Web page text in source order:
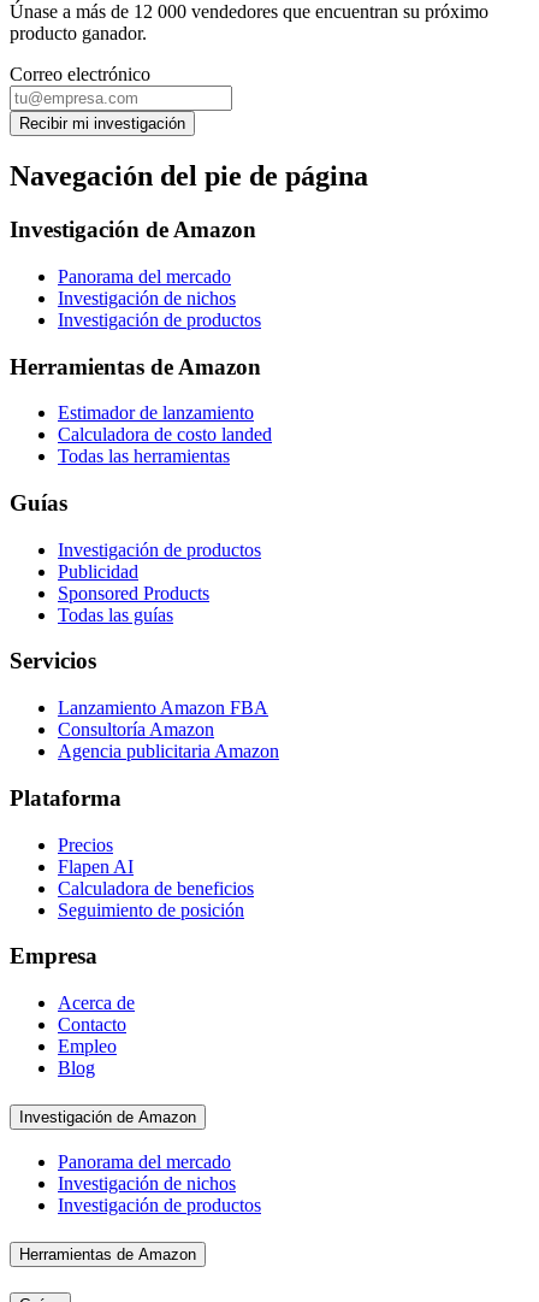
Únase a más de 12 000 vendedores que encuentran su próximo
producto ganador.
Correo electrónico
Recibir mi investigación
Navegación del pie de página
Investigación de Amazon
Panorama del mercado
Investigación de nichos
Investigación de productos
Herramientas de Amazon
Estimador de lanzamiento
Calculadora de costo landed
Todas las herramientas
Guías
Investigación de productos
Publicidad
Sponsored Products
Todas las guías
Servicios
Lanzamiento Amazon FBA
Consultoría Amazon
Agencia publicitaria Amazon
Plataforma
Precios
Flapen AI
Calculadora de beneficios
Seguimiento de posición
Empresa
Acerca de
Contacto
Empleo
Blog
Investigación de Amazon
Panorama del mercado
Investigación de nichos
Investigación de productos
Herramientas de Amazon